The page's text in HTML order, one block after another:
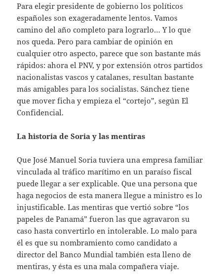
Para elegir presidente de gobierno los políticos
españoles son exageradamente lentos. Vamos
camino del año completo para lograrlo… Y lo que
nos queda. Pero para cambiar de opinión en
cualquier otro aspecto, parece que son bastante más
rápidos: ahora el PNV, y por extensión otros partidos
nacionalistas vascos y catalanes, resultan bastante
más amigables para los socialistas. Sánchez tiene
que mover ficha y empieza el “cortejo”, según El
Confidencial.
La historia de Soria y las mentiras
Que José Manuel Soria tuviera una empresa familiar
vinculada al tráfico marítimo en un paraíso fiscal
puede llegar a ser explicable. Que una persona que
haga negocios de esta manera llegue a ministro es lo
injustificable. Las mentiras que vertió sobre “los
papeles de Panamá” fueron las que agravaron su
caso hasta convertirlo en intolerable. Lo malo para
él es que su nombramiento como candidato a
director del Banco Mundial también esta lleno de
mentiras, y ésta es una mala compañera viaje.